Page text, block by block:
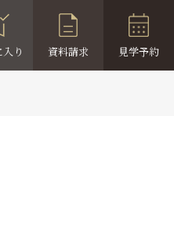
り 資料請求 見学予約